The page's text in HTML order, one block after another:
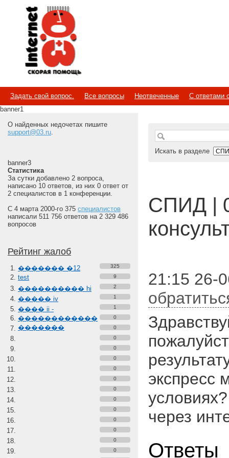
Internet
Скорая помощь
Задать свой вопрос. Все вопросы Неотвеченные
С ответами
banner1
О найденных недочетах пишите
support@03.ru.
banner3
Статистика
За сутки добавлено 2 вопроса,
написано 10 ответов, из них 0 ответ от
2 специалистов в 1 конференции.
С 4 марта 2000-го 375 специалистов
написали 511 756 ответов на 2 329 486
вопросов
Рейтинг жалоб
������� �12 325
test 9
���������� hi 2
����� iv 1
���� ii -
������������
�������
1
0
0
0
0
0
0
0
0
0
0
0
0
0
0
Искать в разделе
СПИД |
21:15 26-
экспресс
через
Ответы